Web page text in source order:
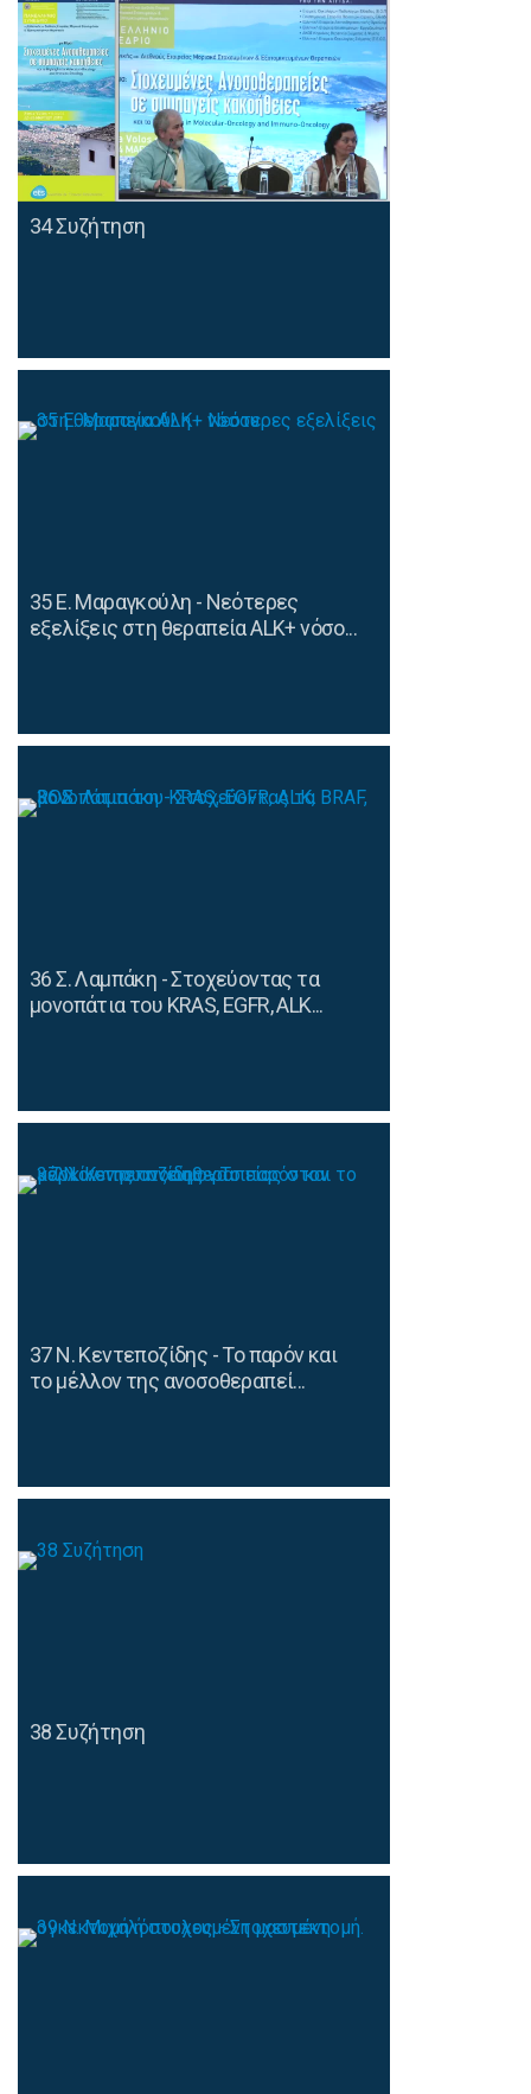
34 Συζήτηση
35 Ε. Μαραγκούλη - Νεότερες
εξελίξεις στη θεραπεία ALK+ νόσο...
36 Σ. Λαμπάκη - Στοχεύοντας τα
μονοπάτια του KRAS, ΕGFR, ALK...
37 Ν. Κεντεποζίδης - Το παρόν και
το μέλλον της ανοσοθεραπεί...
38 Συζήτηση